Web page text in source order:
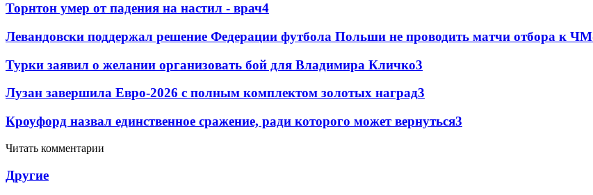
Торнтон умер от падения на настил - врач4
Левандовски поддержал решение Федерации футбола Польши не проводить матчи отбора к
Турки заявил о желании организовать бой для Владимира Кличко3
Лузан завершила Евро-2026 с полным комплектом золотых наград3
Кроуфорд назвал единственное сражение, ради которого может вернуться3
Читать комментарии
Другие